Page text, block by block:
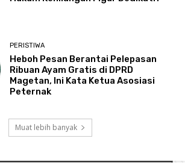
PERISTIWA
Heboh Pesan Berantai Pelepasan
Ribuan Ayam Gratis di DPRD
Magetan, Ini Kata Ketua Asosiasi
Peternak
Muat lebih banyak